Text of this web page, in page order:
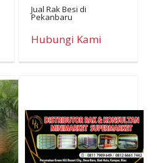
Jual Rak Besi di
Pekanbaru
Hubungi Kami